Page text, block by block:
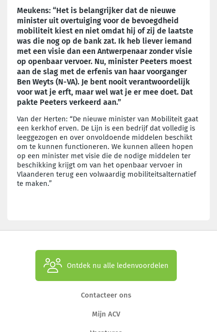
Meukens: “Het is belangrijker dat de nieuwe
minister uit overtuiging voor de bevoegdheid
mobiliteit kiest en niet omdat hij of zij de laatste
was die nog op de bank zat. Ik heb liever iemand
met een visie dan een Antwerpenaar zonder visie
op openbaar vervoer. Nu, minister Peeters moest
aan de slag met de erfenis van haar voorganger
Ben Weyts (N-VA). Je bent nooit verantwoordelijk
voor wat je erft, maar wel wat je er mee doet. Dat
pakte Peeters verkeerd aan.”
Van der Herten: “De nieuwe minister van Mobiliteit gaat
een kerkhof erven. De Lijn is een bedrijf dat volledig is
leeggezogen en over onvoldoende middelen beschikt
om te kunnen functioneren. We kunnen alleen hopen
op een minister met visie die de nodige middelen ter
beschikking krijgt om van het openbaar vervoer in
Vlaanderen terug een volwaardig mobiliteitsalternatief
te maken.”
Ontdek nu alle ledenvoordelen
Contacteer ons
Mijn ACV